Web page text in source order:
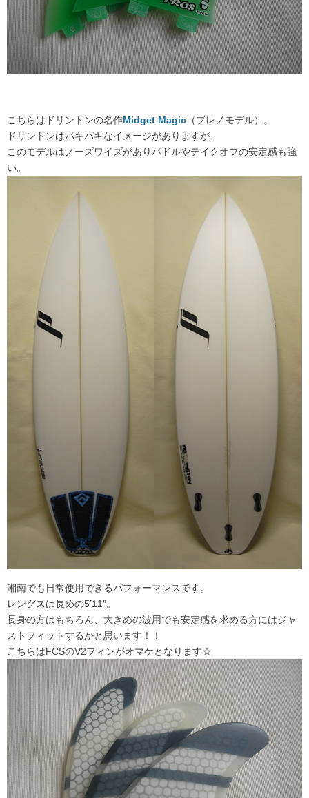
こちらはドリントンの名作Midget Magic （ブレノモデル）。
ドリントンはパキパキなイメージがありますが、
このモデルはノーズワイズがありパドルやテイクオフの安定感も強
い。
湘南でも日常使用できるパフォーマンスです。
レングスは長めの5’11″。
長身の方はもちろん、大きめの波用でも安定感を求める方にはジャ
ストフィットするかと思います！！
こちらはFCSのV2フィンがオマケとなります☆